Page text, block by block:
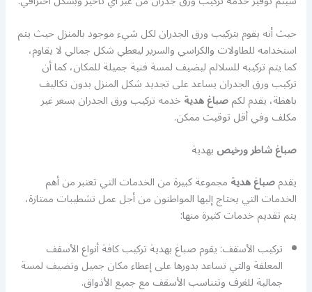
حيث أنه يقوم بتركيب ورق الجدران لكل شيء موجود بالمنزل حيث يتم
استخدامه للطاولات والكراسي والسرير ليعطي شكل جمالي لا يقاوم،
كما يتم تركيبه للسلالم ليضيف لمسة فنية جميلة للمكان، كما أن
تركيب ورق الجدران يساعد على تجديد شكل المنزل بدون تكاليف
باهظة، يقدم لكمصباغ هديةخدمه تركيب ورق الجدران بسعر غير
مكلف وفي أقل توقيت ممكن.
صباغ شاطر ورخيصبهدية
يقدمصباغ هديةمجموعة كبيرة من الخدمات التي تعتبر من أهم
الخدمات التي يحتاج إليها المواطنون من أجل عمل تشطيبات ممتازة،
يتم تقديم خدمات كثيرة منها:
تركيب الأسقف: يقوم صباغ بهدية تركيب كافة أنواع الأسقف
المعلقة والتي تساعد بدورها على إعطاء مكان جميل وتضيف لمسة
جمالية للغرف وتتناسب الأسقف مع جميع الأذواق.